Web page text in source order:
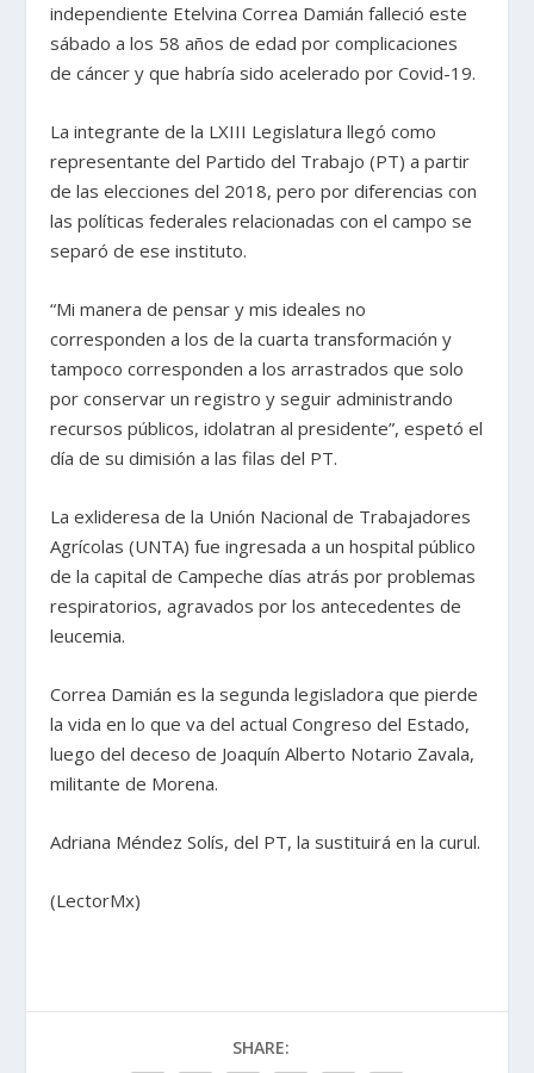
independiente Etelvina Correa Damián falleció este
sábado a los 58 años de edad por complicaciones
de cáncer y que habría sido acelerado por Covid-19.
La integrante de la LXIII Legislatura llegó como
representante del Partido del Trabajo (PT) a partir
de las elecciones del 2018, pero por diferencias con
las políticas federales relacionadas con el campo se
separó de ese instituto.
“Mi manera de pensar y mis ideales no
corresponden a los de la cuarta transformación y
tampoco corresponden a los arrastrados que solo
por conservar un registro y seguir administrando
recursos públicos, idolatran al presidente”, espetó el
día de su dimisión a las filas del PT.
La exlideresa de la Unión Nacional de Trabajadores
Agrícolas (UNTA) fue ingresada a un hospital público
de la capital de Campeche días atrás por problemas
respiratorios, agravados por los antecedentes de
leucemia.
Correa Damián es la segunda legisladora que pierde
la vida en lo que va del actual Congreso del Estado,
luego del deceso de Joaquín Alberto Notario Zavala,
militante de Morena.
Adriana Méndez Solís, del PT, la sustituirá en la curul.
(LectorMx)
SHARE: